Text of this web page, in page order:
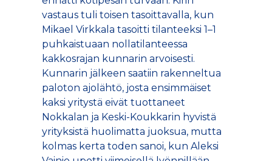
vastaus tuli toisen tasoittavalla, kun
Mikael Virkkala tasoitti tilanteeksi 1–1
puhkaistuaan nollatilanteessa
kakkosrajan kunnarin arvoisesti.
Kunnarin jälkeen saatiin rakenneltua
paloton ajolähtö, josta ensimmäiset
kaksi yritystä eivät tuottaneet
Nokkalan ja Keski-Koukkarin hyvistä
yrityksistä huolimatta juoksua, mutta
kolmas kerta toden sanoi, kun Aleksi